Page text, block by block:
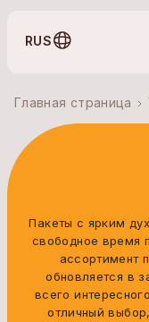
RUS
Главная страница
Пакеты с ярким
свободное время
ассортимент
обновляется в
всего
отличный